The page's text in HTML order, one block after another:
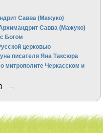
Савва (Мажуко)
Савва (Мажуко)
Богом
церковью
писателя Яна Таксюра
Черкасском и
→